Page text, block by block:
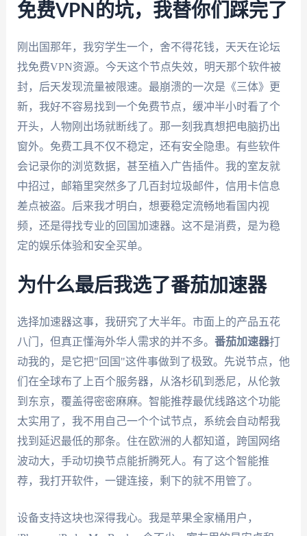
免费VPN的坑，我替你们踩完了
刚出国那年，我穷学生一个，舍不得花钱，天天在论坛
找免费VPN资源。今天这个节点失效，明天那个软件被
封，后天发现流量被限速。最崩溃的一次是《三体》更
新，我好不容易找到一个免费节点，缓冲半小时看了个
开头，人物刚出场就断线了。那一刻我真想把电脑扔出
窗外。免费工具不仅不稳定，还有安全隐患。有些软件
会记录你的浏览数据，甚至植入广告插件。我的室友就
中招过，邮箱里突然多了几百封垃圾邮件，信用卡信息
差点被盗。后来我才明白，想要稳定流畅地看国内视
频，还是得找专业的回国加速器。这不是消费，是为稳
定的娱乐体验和安全买单。
为什么最后我选了番茄加速器
选择加速器这事，我研究了大半年。市面上的产品五花
八门，但真正懂海外华人需求的并不多。 番茄加速器打
动我的，是它把"回国"这件事做到了极致。先说节点，他
们在全球布了上百个服务器，从洛杉矶到悉尼，从伦敦
到东京，覆盖得密密麻麻。智能推荐最优线路这个功能
太实用了，我不用自己一个个试节点，系统会自动帮我
找到延迟最低的那条。住在欧洲的人都知道，跨国网络
波动大，手动切换节点能折腾死人。有了这个智能推
荐，我打开软件，一键连接，剩下的就不用管了。
设备支持这块也深得我心。我是苹果全家桶用户，